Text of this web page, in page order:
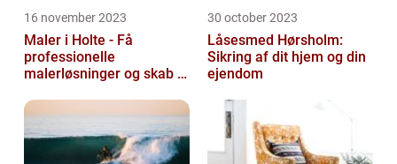
16 november 2023
Maler i Holte - Få
professionelle
malerløsninger og skab et
30 october 2023
Låsesmed Hørsholm:
Sikring af dit hjem og din
ejendom